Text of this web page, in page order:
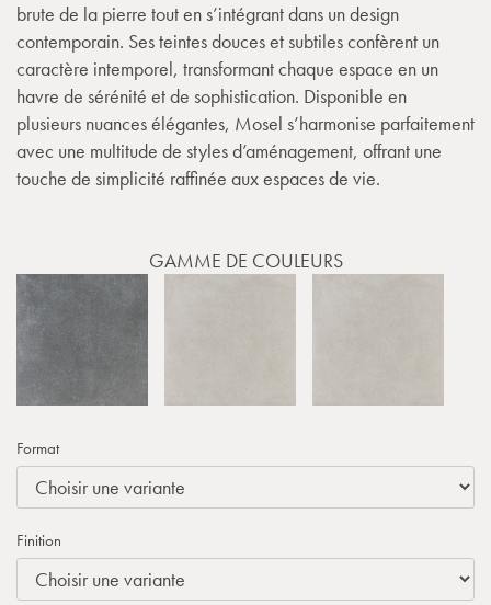
brute de la pierre tout en s’intégrant dans un design
contemporain. Ses teintes douces et subtiles confèrent un
caractère intemporel, transformant chaque espace en un
havre de sérénité et de sophistication. Disponible en
plusieurs nuances élégantes, Mosel s’harmonise parfaitement
avec une multitude de styles d’aménagement, offrant une
touche de simplicité raffinée aux espaces de vie.
GAMME DE COULEURS
Format
Finition